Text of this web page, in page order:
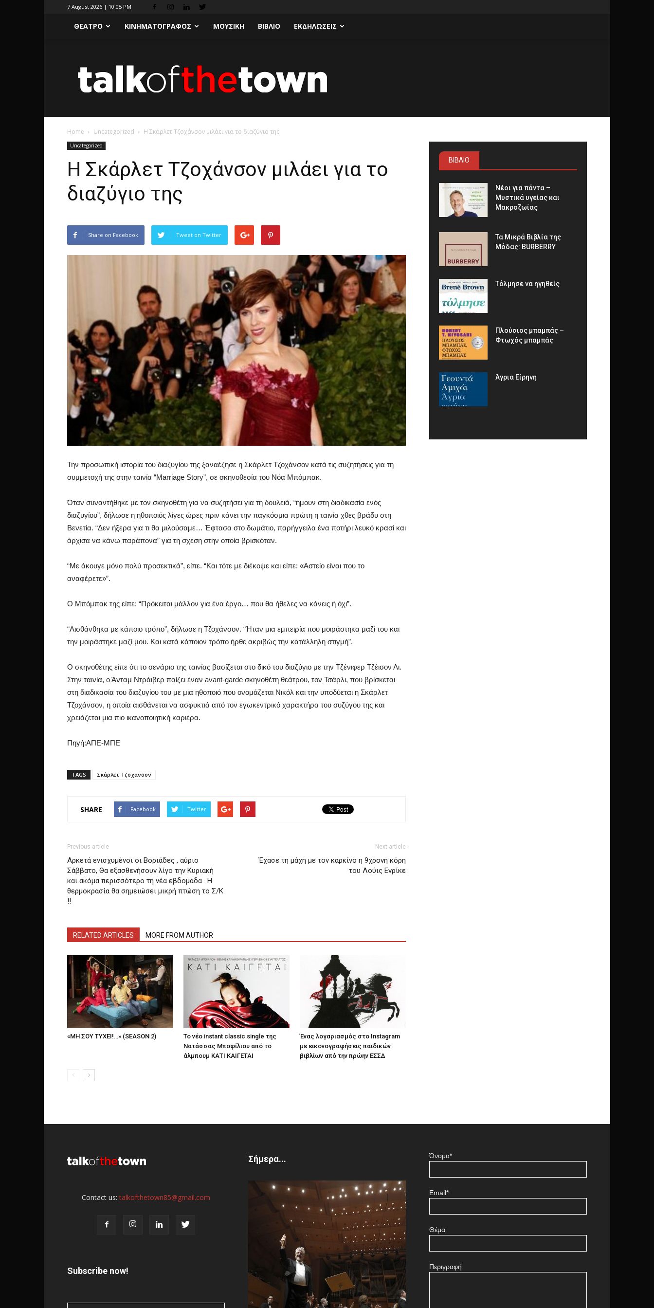
7 August 2026 | 10:05 PM
ΘΕΑΤΡΟ ΚΙΝΗΜΑΤΟΓΡΑΦΟΣ ΜΟΥΣΙΚΗ ΒΙΒΛΙΟ ΕΚΔΗΛΩΣΕΙΣ
the
Town
Home Uncategorized Η Σκάρλετ Τζοχάνσον μιλάει για το διαζύγιο της
Uncategorized
Η Σκάρλετ Τζοχάνσον μιλάει για το
διαζύγιο της
Share on Facebook Tweet on Twitter
Την προσωπική ιστορία του διαζυγίου της ξαναέζησε η Σκάρλετ Τζοχάνσον κατά τις συζητήσεις για τη
συμμετοχή της στην ταινία “Marriage Story”, σε σκηνοθεσία του Νόα Μπόμπακ.
Όταν συναντήθηκε με τον σκηνοθέτη για να συζητήσει για τη δουλειά, “ήμουν στη διαδικασία ενός
διαζυγίου”, δήλωσε η ηθοποιός λίγες ώρες πριν κάνει την παγκόσμια πρώτη η ταινία χθες βράδυ στη
Βενετία. “Δεν ήξερα για τι θα μιλούσαμε… Έφτασα στο δωμάτιο, παρήγγειλα ένα ποτήρι λευκό κρασί και
άρχισα να κάνω παράπονα” για τη σχέση στην οποία βρισκόταν.
“Με άκουγε μόνο πολύ προσεκτικά”, είπε. “Και τότε με διέκοψε και είπε: «Αστείο είναι που το
αναφέρετε»”.
Ο Μπόμπακ της είπε: “Πρόκειται μάλλον για ένα έργο… που θα ήθελες να κάνεις ή όχι”.
“Αισθάνθηκα με κάποιο τρόπο”, δήλωσε η Τζοχάνσον. “Ήταν μια εμπειρία που μοιράστηκα μαζί του και
την μοιράστηκε μαζί μου. Και κατά κάποιον τρόπο ήρθε ακριβώς την κατάλληλη στιγμή”.
Ο σκηνοθέτης είπε ότι το σενάριο της ταινίας βασίζεται στο δικό του διαζύγιο με την Τζένιφερ Τζέισον Λι.
Στην ταινία, ο Άνταμ Ντράιβερ παίζει έναν avant-garde σκηνοθέτη θεάτρου, τον Τσάρλι, που βρίσκεται
στη διαδικασία του διαζυγίου του με μια ηθοποιό που ονομάζεται Νικόλ και την υποδύεται η Σκάρλετ
Τζοχάνσον, η οποία αισθάνεται να ασφυκτιά από τον εγωκεντρικό χαρακτήρα του συζύγου της και
χρειάζεται μια πιο ικανοποιητική καριέρα.
Πηγή:ΑΠΕ-ΜΠΕ
TAGS Σκάρλετ Τζοχανσον
SHARE Facebook Twitter
Previous article
Αρκετά ενισχυμένοι οι Βοριάδες , αύριο
Σάββατο, Θα εξασθενήσουν λίγο την Κυριακή
και ακόμα περισσότερο τη νέα εβδομάδα . Η
θερμοκρασία θα σημειώσει μικρή πτώση το Σ/Κ
!!
Next article
Έχασε τη μάχη με τον καρκίνο η 9χρονη κόρη
του Λούις Ενρίκε
RELATED ARTICLES MORE FROM AUTHOR
«ΜΗ ΣΟΥ ΤΥΧΕΙ!…» (SEASON 2)
Το νέο instant classic single της
Νατάσσας Μποφίλιου από το
άλμπουμ ΚΑΤΙ ΚΑΙΓΕΤΑΙ
Ένας λογαριασμός στο Instagram
με εικονογραφήσεις παιδικών
βιβλίων από την πρώην ΕΣΣΔ
ΒΙΒΛΙΟ
Νέοι για πάντα –
Μυστικά υγείας και
Μακροζωίας
Τα Μικρά Βιβλία της
Μόδας: BURBERRY
Τόλμησε να ηγηθείς
Πλούσιος μπαμπάς –
Φτωχός μπαμπάς
Άγρια Είρηνη
Contact us:talkofthetown85@gmail.com
Subscribe now!
Σήμερα... Όνομα*
Email*
Θέμα
Περιγραφή